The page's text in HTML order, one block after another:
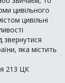
цивільного
цивільні
звернутися
яка містить
213 ЦК